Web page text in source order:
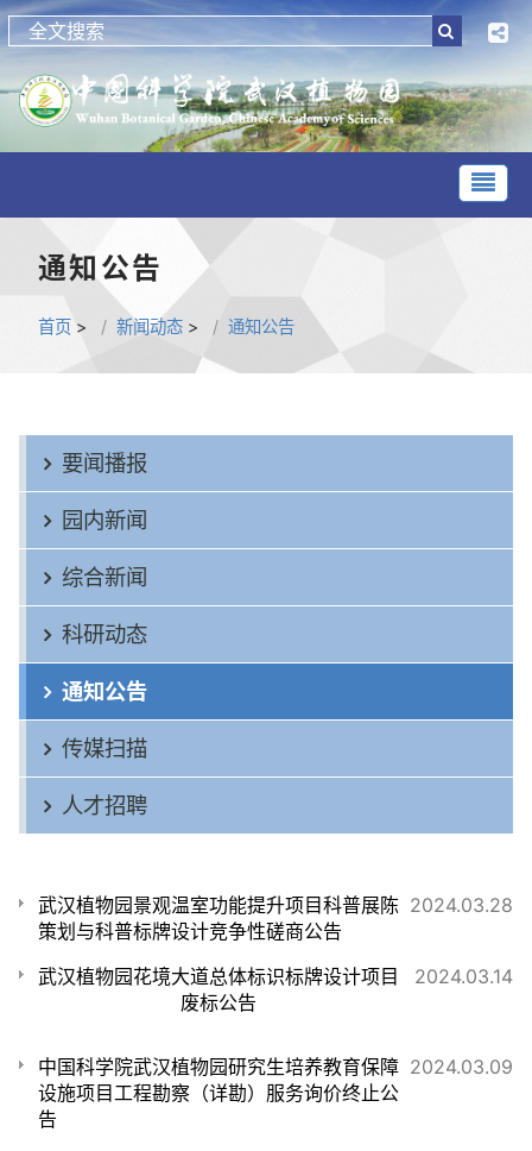
通知公告
首页 > 新闻动态 > 通知公告
要闻播报
园内新闻
综合新闻
科研动态
通知公告
传媒扫描
人才招聘
2024.03.28
武汉植物园景观温室功能提升项目科普展陈
策划与科普标牌设计竞争性磋商公告
2024.03.14
武汉植物园花境大道总体标识标牌设计项目
废标公告
2024.03.09
中国科学院武汉植物园研究生培养教育保障
设施项目工程勘察（详勘）服务询价终止公
告